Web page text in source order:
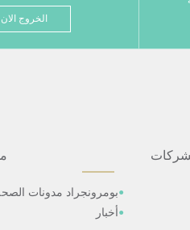
الخروج الان
بومرونجراد مدونات
أخبار